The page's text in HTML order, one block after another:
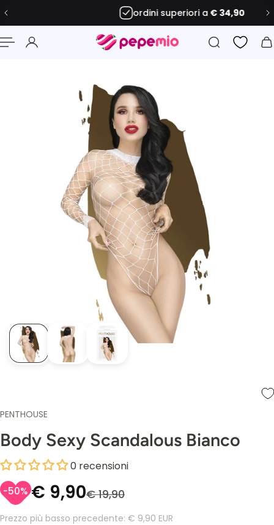
contenuto ordini superiori a€ 34,90
PENTHOUSE
Body Sexy Scandalous Bianco
0 recensioni
-50% € 9,90€ 19,90
Prezzo più basso precedente: € 9,90 EUR